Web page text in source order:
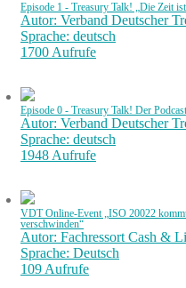
Episode 1 - Treasury Talk! „Die Zeit
Autor: Verband Deutscher
Sprache: deutsch
1700 Aufrufe
Episode 0 - Treasury Talk! Der
Autor: Verband Deutscher
Sprache: deutsch
1948 Aufrufe
VDT Online-Event „ISO 20022
verschwinden“
Autor: Fachressort Cash &
Sprache: Deutsch
109 Aufrufe